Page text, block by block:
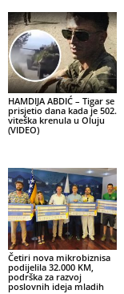
HAMDIJA ABDIĆ – Tigar se
prisjetio dana kada je 502.
viteška krenula u Oluju
(VIDEO)
Četiri nova mikrobiznisa
podijelila 32.000 KM,
podrška za razvoj
poslovnih ideja mladih